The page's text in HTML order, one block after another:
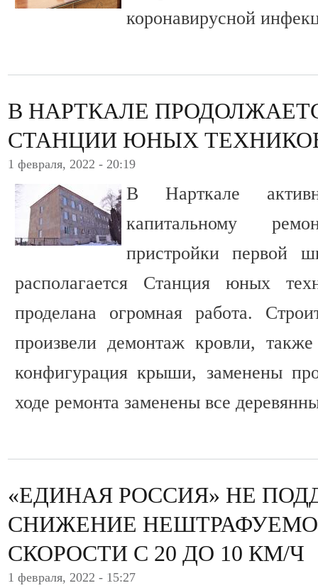
коронавирусной
В НАРТКАЛЕ
СТАНЦИИ ЮНЫХ
1 февраля, 2022 - 20:19
В Нарткале
капитальному
пристройки первой
располагается Станция юных
проделана огромная работа.
произвели демонтаж кровли,
конфигурация крыши, заменены
ходе ремонта заменены все
«ЕДИНАЯ РОССИЯ» НЕ
СНИЖЕНИЕ
СКОРОСТИ С 20 ДО 10 КМ/Ч
1 февраля, 2022 - 15:27